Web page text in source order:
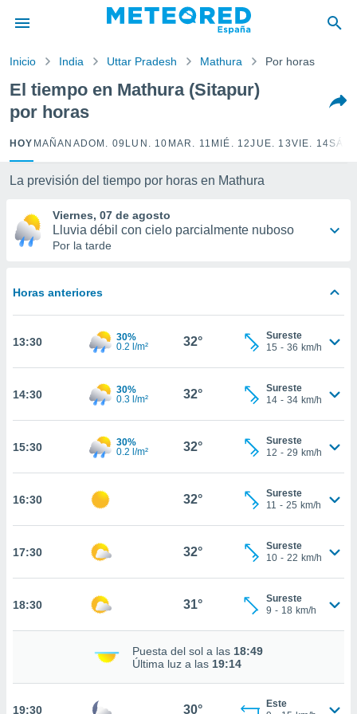
por
para
la
calidad.
a este
las
y
forma
basada
permite
coste.
botón
a la
todas
ya sean
nos
en
perfil
CONTINUAR
Inicio India Uttar Pradesh Mathura Por horas
El tiempo en Mathura (Sitapur)
por horas
HOY MAÑANA DOM. 09 LUN. 10 MAR. 11 MIÉ. 12JUE. 13VIE. 14
La previsión del tiempo por horas en Mathura
Viernes, 07 de agosto
Lluvia débil con cielo parcialmente nuboso
Por la tarde
Horas anteriores
13:30
30%
0.2 l/m²
32°
Sureste
15 - 36 km/h
14:30
30%
0.3 l/m²
32°
Sureste
14 - 34 km/h
15:30
30%
0.2 l/m²
32°
Sureste
12 - 29 km/h
16:30 32°
Sureste
11 - 25 km/h
17:30 32°
Sureste
10 - 22 km/h
18:30 31°
Sureste
9 - 18 km/h
Puesta del sol a las 18:49
Última luz a las 19:14
19:30 30°
Este